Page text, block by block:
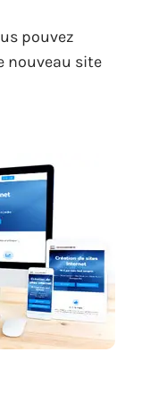
pouvez
nouveau site